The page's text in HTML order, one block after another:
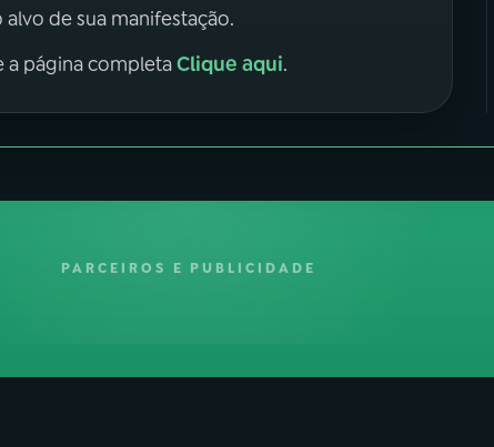
de sua manifestação.
a página completaClique aqui.
PARCEIROS E PUBLICIDADE